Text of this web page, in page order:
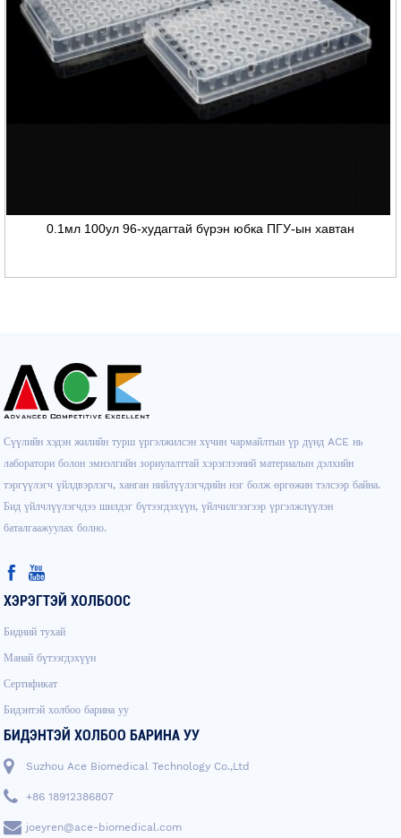
0.1мл 100ул 96-худагтай бүрэн юбка ПГУ-ын хавтан
Сүүлийн хэдэн жилийн турш үргэлжилсэн хүчин чармайлтын үр дүнд ACE нь
лаборатори болон эмнэлгийн зориулалттай хэрэглээний материалын дэлхийн
тэргүүлэгч үйлдвэрлэгч, ханган нийлүүлэгчдийн нэг болж өргөжин тэлсээр байна.
Бид үйлчлүүлэгчдээ шилдэг бүтээгдэхүүн, үйлчилгээгээр үргэлжлүүлэн
баталгаажуулах болно.
ХЭРЭГТЭЙ ХОЛБООС
Бидний тухай
Манай бүтээгдэхүүн
Сертификат
Бидэнтэй холбоо барина уу
БИДЭНТЭЙ ХОЛБОО БАРИНА УУ
Suzhou Ace Biomedical Technology Co.,Ltd
+86 18912386807
joeyren@ace-biomedical.com